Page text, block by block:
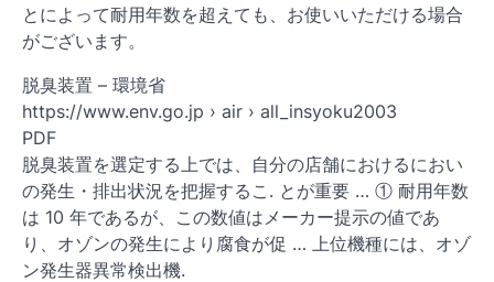
とによって耐用年数を超えても、お使いいただける場合
がございます。
脱臭装置 – 環境省
https://www.env.go.jp › air › all_insyoku2003
PDF
脱臭装置を選定する上では、自分の店舗におけるにおい
の発生・排出状況を把握するこ. とが重要 … ① 耐用年数
は 10 年であるが、この数値はメーカー提示の値であ
り、オゾンの発生により腐食が促 … 上位機種には、オゾ
ン発生器異常検出機.